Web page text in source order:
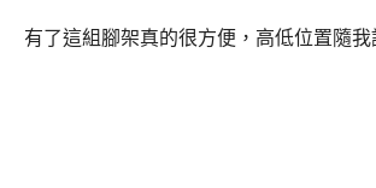
有了這組腳架真的很方便，高低位置隨我